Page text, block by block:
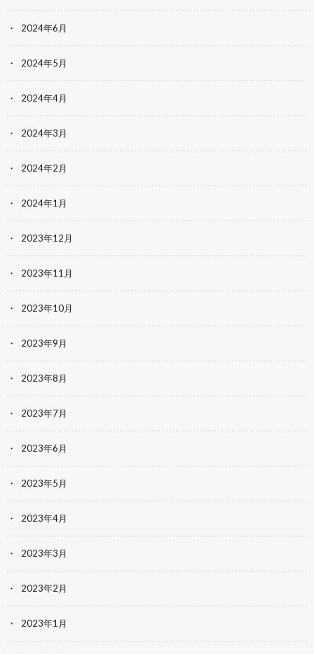
2024年6月
2024年5月
2024年4月
2024年3月
2024年2月
2024年1月
2023年12月
2023年11月
2023年10月
2023年9月
2023年8月
2023年7月
2023年6月
2023年5月
2023年4月
2023年3月
2023年2月
2023年1月